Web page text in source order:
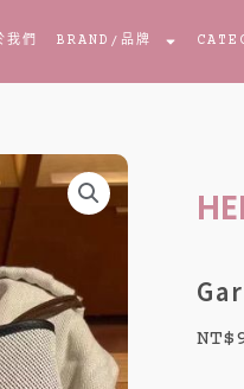
們 BRAND /品牌
NT$